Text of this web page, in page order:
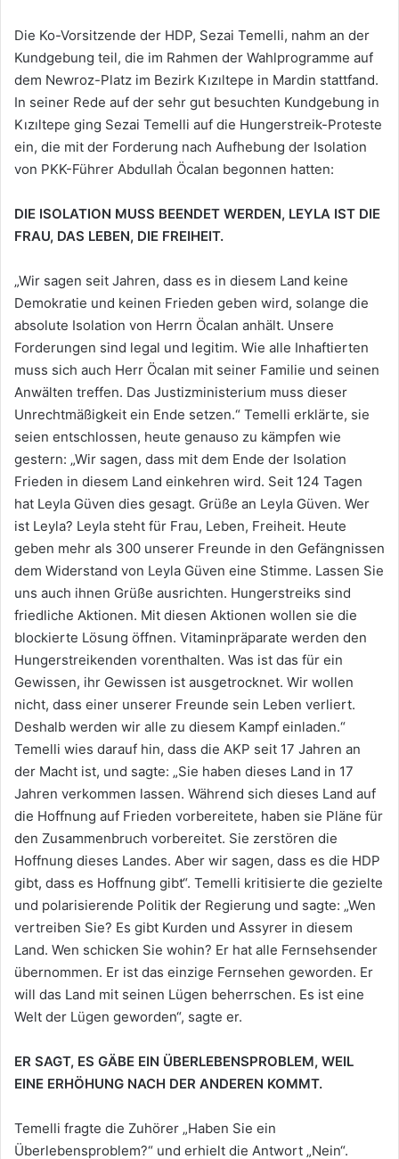
Die Ko-Vorsitzende der HDP, Sezai Temelli, nahm an der
Kundgebung teil, die im Rahmen der Wahlprogramme auf
dem Newroz-Platz im Bezirk Kızıltepe in Mardin stattfand.
In seiner Rede auf der sehr gut besuchten Kundgebung in
Kızıltepe ging Sezai Temelli auf die Hungerstreik-Proteste
ein, die mit der Forderung nach Aufhebung der Isolation
von PKK-Führer Abdullah Öcalan begonnen hatten:
DIE ISOLATION MUSS BEENDET WERDEN, LEYLA IST DIE
FRAU, DAS LEBEN, DIE FREIHEIT.
„Wir sagen seit Jahren, dass es in diesem Land keine
Demokratie und keinen Frieden geben wird, solange die
absolute Isolation von Herrn Öcalan anhält. Unsere
Forderungen sind legal und legitim. Wie alle Inhaftierten
muss sich auch Herr Öcalan mit seiner Familie und seinen
Anwälten treffen. Das Justizministerium muss dieser
Unrechtmäßigkeit ein Ende setzen.“ Temelli erklärte, sie
seien entschlossen, heute genauso zu kämpfen wie
gestern: „Wir sagen, dass mit dem Ende der Isolation
Frieden in diesem Land einkehren wird. Seit 124 Tagen
hat Leyla Güven dies gesagt. Grüße an Leyla Güven. Wer
ist Leyla? Leyla steht für Frau, Leben, Freiheit. Heute
geben mehr als 300 unserer Freunde in den Gefängnissen
dem Widerstand von Leyla Güven eine Stimme. Lassen Sie
uns auch ihnen Grüße ausrichten. Hungerstreiks sind
friedliche Aktionen. Mit diesen Aktionen wollen sie die
blockierte Lösung öffnen. Vitaminpräparate werden den
Hungerstreikenden vorenthalten. Was ist das für ein
Gewissen, ihr Gewissen ist ausgetrocknet. Wir wollen
nicht, dass einer unserer Freunde sein Leben verliert.
Deshalb werden wir alle zu diesem Kampf einladen.“
Temelli wies darauf hin, dass die AKP seit 17 Jahren an
der Macht ist, und sagte: „Sie haben dieses Land in 17
Jahren verkommen lassen. Während sich dieses Land auf
die Hoffnung auf Frieden vorbereitete, haben sie Pläne für
den Zusammenbruch vorbereitet. Sie zerstören die
Hoffnung dieses Landes. Aber wir sagen, dass es die HDP
gibt, dass es Hoffnung gibt“. Temelli kritisierte die gezielte
und polarisierende Politik der Regierung und sagte: „Wen
vertreiben Sie? Es gibt Kurden und Assyrer in diesem
Land. Wen schicken Sie wohin? Er hat alle Fernsehsender
übernommen. Er ist das einzige Fernsehen geworden. Er
will das Land mit seinen Lügen beherrschen. Es ist eine
Welt der Lügen geworden“, sagte er.
ER SAGT, ES GÄBE EIN ÜBERLEBENSPROBLEM, WEIL
EINE ERHÖHUNG NACH DER ANDEREN KOMMT.
Temelli fragte die Zuhörer „Haben Sie ein
Überlebensproblem?“ und erhielt die Antwort „Nein“.